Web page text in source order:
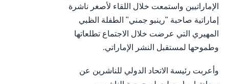
الإماراتيين واستمعت خلال اللقاء لأصغر ناشرة
إماراتية صاحبة "رينبو جمني" الطفلة الظبي
المهيري التي عرضت خلال الاجتماع تطلعاتها
وطموحها لمستقبل النشر الإماراتي.
وأعربت رئيسة الاتحاد الدولي للناشرين عن